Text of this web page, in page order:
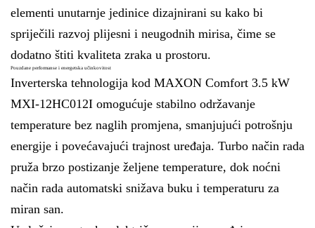
elementi unutarnje jedinice dizajnirani su kako bi
spriječili razvoj plijesni i neugodnih mirisa, čime se
dodatno štiti kvaliteta zraka u prostoru.
Pouzdane performanse i energetska učinkovitost
Inverterska tehnologija kod MAXON Comfort 3.5 kW
MXI-12HC012I omogućuje stabilno održavanje
temperature bez naglih promjena, smanjujući potrošnju
energije i povećavajući trajnost uređaja. Turbo način rada
pruža brzo postizanje željene temperature, dok noćni
način rada automatski snižava buku i temperaturu za
miran san.